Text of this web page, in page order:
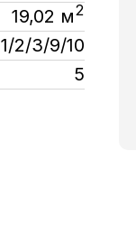
19,02 м2
1/2/3/9/10
5